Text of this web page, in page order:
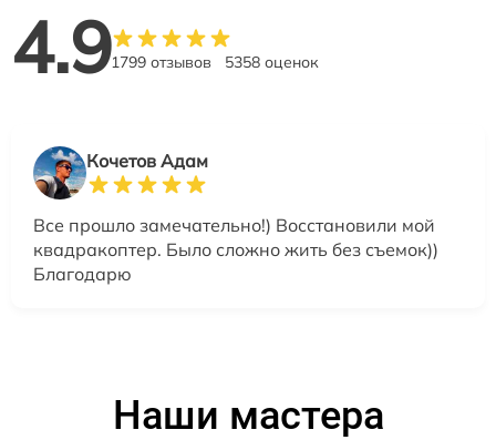
4.91799 отзывов 5358 оценок
Кочетов Адам
Все прошло замечательно!) Восстановили мой
квадракоптер. Было сложно жить без съемок))
Благодарю
Наши мастера